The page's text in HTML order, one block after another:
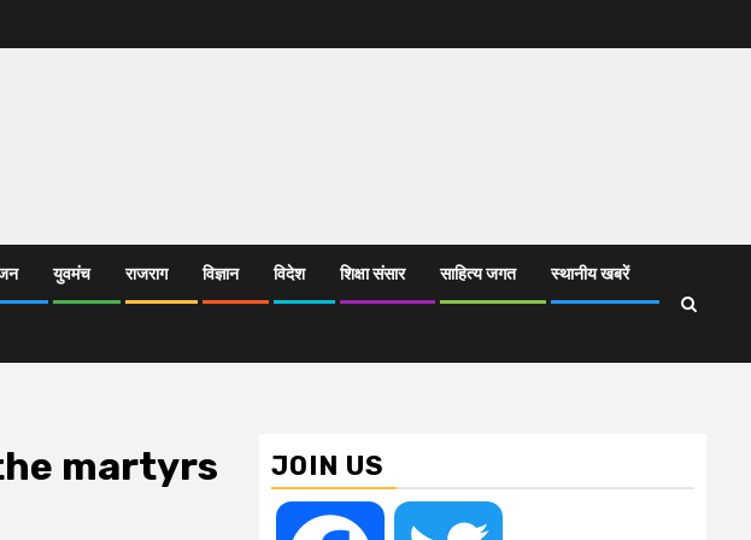
युवमंच राजराग विज्ञान विदेश शिक्षा संसार साहित्य जगत स्थानीय खबरें
martyrs
JOIN US